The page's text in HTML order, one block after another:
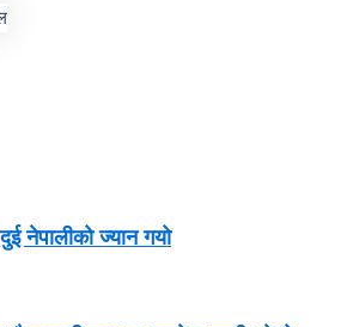
नेपालीको ज्यान गयो